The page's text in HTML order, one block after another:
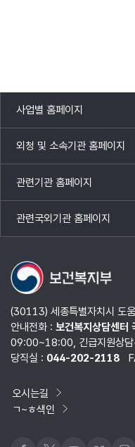
사업별 홈페이지
목록
열기
외청 및 소속기관 홈페이지
목록
열기
관련기관 홈페이지
목록
열기
관련국외기관 홈페이지
목록
열기
(30113) 세종특별자치시 도
안내전화 : 보건복지상담센터
09:00~18:00, 긴급지원상
당직실 : 044-202-2118
오시는길
ㄱ~ㅎ색인